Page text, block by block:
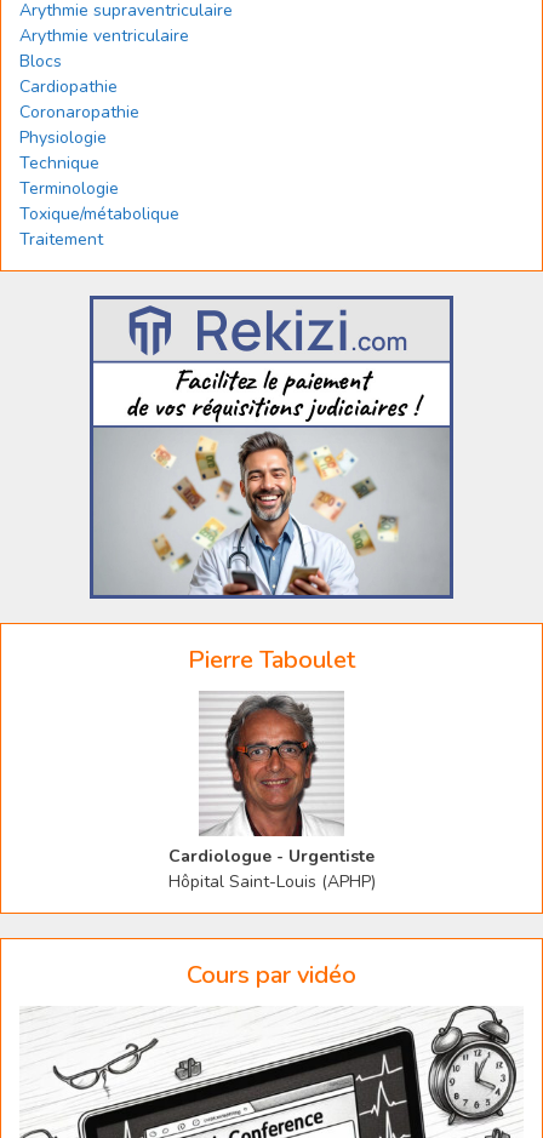
Arythmie supraventriculaire
Arythmie ventriculaire
Blocs
Cardiopathie
Coronaropathie
Physiologie
Technique
Terminologie
Toxique/métabolique
Traitement
Pierre Taboulet
Cardiologue - Urgentiste
Hôpital Saint-Louis (APHP)
Cours par vidéo